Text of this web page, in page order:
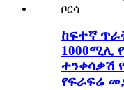
ከፍተኛ
1000ሚሊ
ተንቀሳቃሽ
የፍራፍሬ